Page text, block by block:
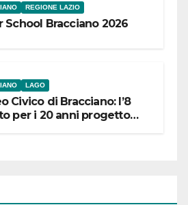
REGIONE LAZIO
School Bracciano 2026
LAGO
Civico di Bracciano: l’8
per i 20 anni progetto